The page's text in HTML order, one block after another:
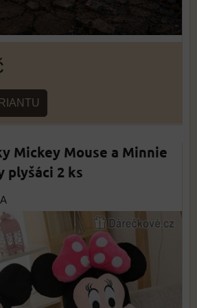
Mickey Mouse a Minnie
plyšáci 2 ks